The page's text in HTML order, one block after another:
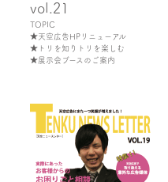
vol.21
TOPIC
★天空広告HPリニューアル
★トリを知りトリを楽しむ
★展示会ブースのご案内